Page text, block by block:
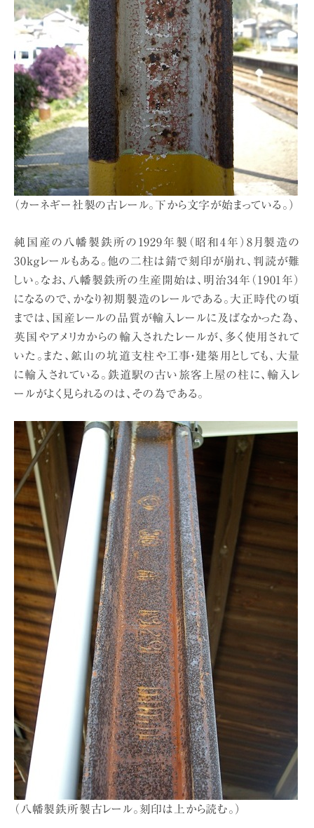
（カーネギー社製の古レール。下から文字が始まっている。）
純国産の八幡製鉄所の1929年製（昭和4年）8月製造の
30kgレールもある。他の二柱は錆で刻印が崩れ、判読が難
しい。なお、八幡製鉄所の生産開始は、明治34年（1901年）
になるので、かなり初期製造のレールである。大正時代の頃
までは、国産レールの品質が輸入レールに及ばなかった為、
英国やアメリカからの輸入されたレールが、多く使用されて
いた。また、鉱山の坑道支柱や工事・建築用としても、大量
に輸入されている。鉄道駅の古い旅客上屋の柱に、輸入レ
ールがよく見られるのは、その為である。
（八幡製鉄所製古レール。刻印は上から読む。）